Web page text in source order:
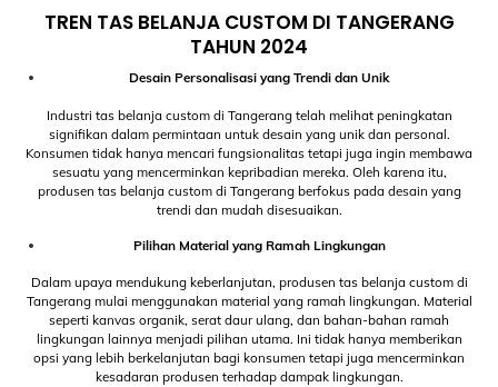
TREN TAS BELANJA CUSTOM DI TANGERANG
TAHUN 2024
Desain Personalisasi yang Trendi dan Unik
Industri tas belanja custom di Tangerang telah melihat peningkatan
signifikan dalam permintaan untuk desain yang unik dan personal.
Konsumen tidak hanya mencari fungsionalitas tetapi juga ingin membawa
sesuatu yang mencerminkan kepribadian mereka. Oleh karena itu,
produsen tas belanja custom di Tangerang berfokus pada desain yang
trendi dan mudah disesuaikan.
Pilihan Material yang Ramah Lingkungan
Dalam upaya mendukung keberlanjutan, produsen tas belanja custom di
Tangerang mulai menggunakan material yang ramah lingkungan. Material
seperti kanvas organik, serat daur ulang, dan bahan-bahan ramah
lingkungan lainnya menjadi pilihan utama. Ini tidak hanya memberikan
opsi yang lebih berkelanjutan bagi konsumen tetapi juga mencerminkan
kesadaran produsen terhadap dampak lingkungan.